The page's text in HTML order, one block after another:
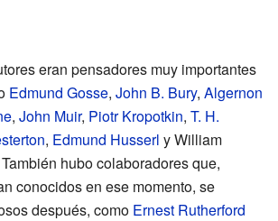
eran pensadores muy importantes
Edmund Gosse, John B. Bury, Algernon
, John Muir, Piotr Kropotkin, T. H.
, Edmund Husserl y William
hubo colaboradores que,
conocidos en ese momento, se
después, como Ernest Rutherford